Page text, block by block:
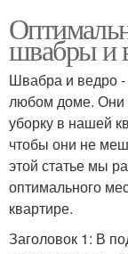
швабры и
Швабра и ведро
любом доме. Они
уборку в нашей
чтобы они не
этой статье мы
оптимального
квартире.
Заголовок 1: В